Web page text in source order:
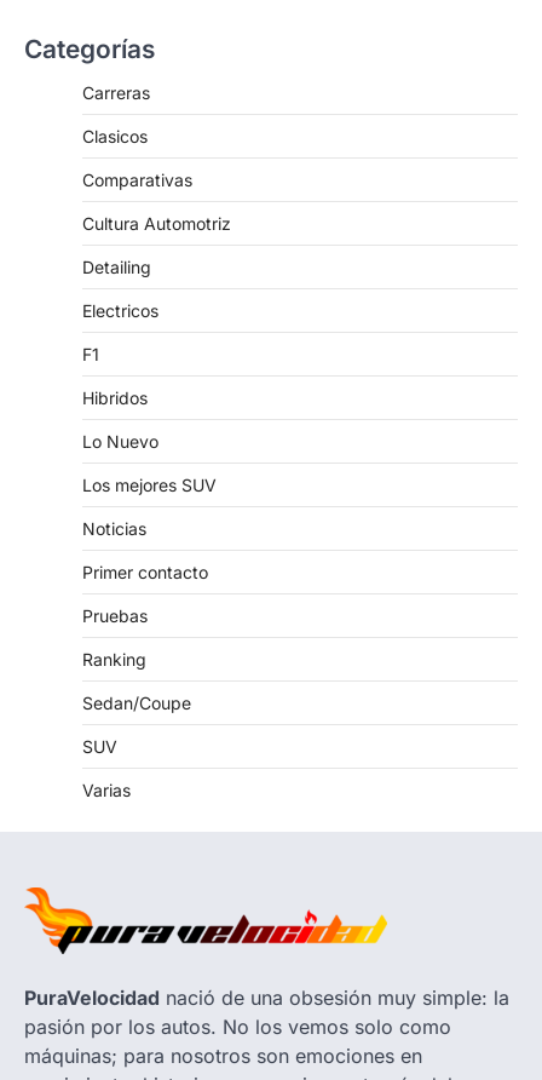
Categorías
Carreras
Clasicos
Comparativas
Cultura Automotriz
Detailing
Electricos
F1
Hibridos
Lo Nuevo
Los mejores SUV
Noticias
Primer contacto
Pruebas
Ranking
Sedan/Coupe
SUV
Varias
PuraVelocidad nació de una obsesión muy simple: la
pasión por los autos. No los vemos solo como
máquinas; para nosotros son emociones en